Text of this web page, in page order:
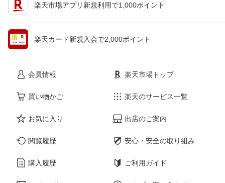
楽天市場アプリ新規利用で1,000ポイント
楽天カード新規入会で2,000ポイント
会員情報
買い物かご
お気に入り
閲覧履歴
購入履歴
楽天市場トップ
楽天のサービス一覧
出店のご案内
安心・安全の取り組み
ご利用ガイド